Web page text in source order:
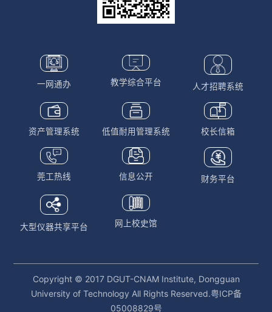
一网通办 教学综合平台 人才招聘系统
资产管理系统 低值耐用管理系统 校长信箱
莞工热线 信息公开 财务平台
大型仪器共享平台 网上校史馆
Copyright © 2017 DGUT-CNAM Institute, Dongguan
University of Technology All Rights Reserved.粤ICP备
05008829号